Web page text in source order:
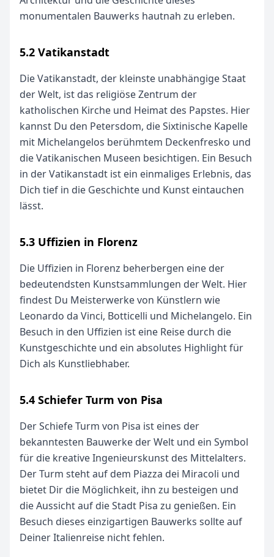
monumentalen Bauwerks hautnah zu erleben.
5.2 Vatikanstadt
Die Vatikanstadt, der kleinste unabhängige Staat
der Welt, ist das religiöse Zentrum der
katholischen Kirche und Heimat des Papstes. Hier
kannst Du den Petersdom, die Sixtinische Kapelle
mit Michelangelos berühmtem Deckenfresko und
die Vatikanischen Museen besichtigen. Ein Besuch
in der Vatikanstadt ist ein einmaliges Erlebnis, das
Dich tief in die Geschichte und Kunst eintauchen
lässt.
5.3 Uffizien in Florenz
Die Uffizien in Florenz beherbergen eine der
bedeutendsten Kunstsammlungen der Welt. Hier
findest Du Meisterwerke von Künstlern wie
Leonardo da Vinci, Botticelli und Michelangelo. Ein
Besuch in den Uffizien ist eine Reise durch die
Kunstgeschichte und ein absolutes Highlight für
Dich als Kunstliebhaber.
5.4 Schiefer Turm von Pisa
Der Schiefe Turm von Pisa ist eines der
bekanntesten Bauwerke der Welt und ein Symbol
für die kreative Ingenieurskunst des Mittelalters.
Der Turm steht auf dem Piazza dei Miracoli und
bietet Dir die Möglichkeit, ihn zu besteigen und
die Aussicht auf die Stadt Pisa zu genießen. Ein
Besuch dieses einzigartigen Bauwerks sollte auf
Deiner Italienreise nicht fehlen.